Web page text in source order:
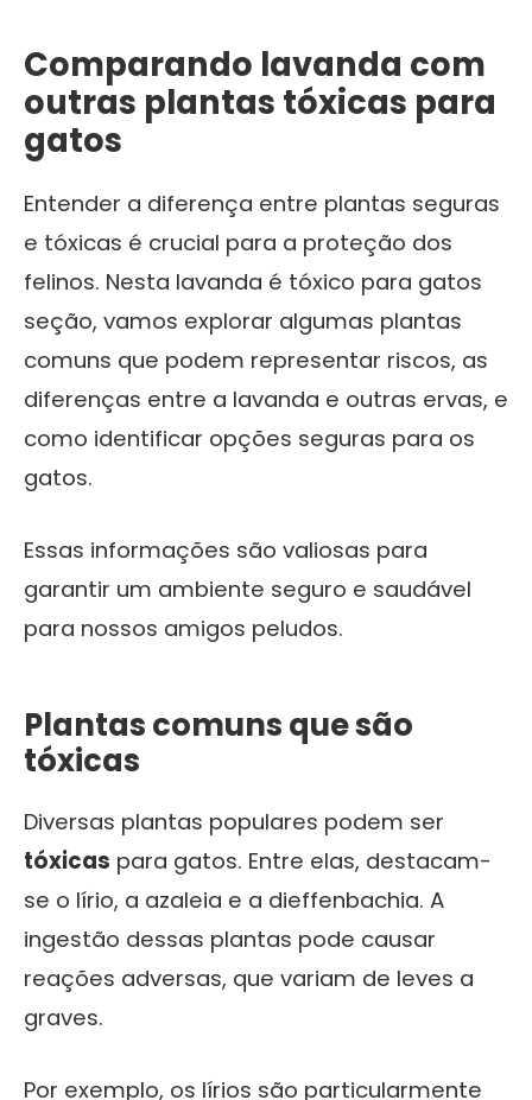
Comparando lavanda com
outras plantas tóxicas para
gatos
Entender a diferença entre plantas seguras
e tóxicas é crucial para a proteção dos
felinos. Nesta lavanda é tóxico para gatos
seção, vamos explorar algumas plantas
comuns que podem representar riscos, as
diferenças entre a lavanda e outras ervas, e
como identificar opções seguras para os
gatos.
Essas informações são valiosas para
garantir um ambiente seguro e saudável
para nossos amigos peludos.
Plantas comuns que são
tóxicas
Diversas plantas populares podem ser
tóxicas para gatos. Entre elas, destacam-
se o lírio, a azaleia e a dieffenbachia. A
ingestão dessas plantas pode causar
reações adversas, que variam de leves a
graves.
Por exemplo, os lírios são particularmente